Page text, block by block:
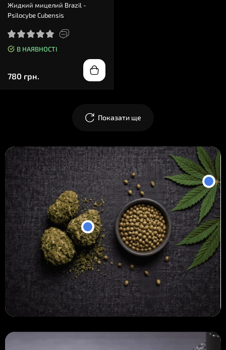
Жидкий мицелий Brazil -
Psilocybe Cubensis
В НАЯВНОСТІ
780 грн.
Показати ще